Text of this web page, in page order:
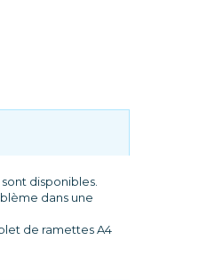
disponibles.
dans une
de ramettes A4